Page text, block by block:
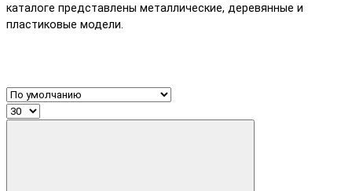
каталоге представлены металлические, деревянные и
пластиковые модели.